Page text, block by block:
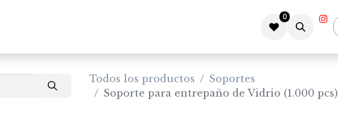
0
Todos los productos
Soportes
Soporte para entrepaño de Vidrio (1.000 pcs)